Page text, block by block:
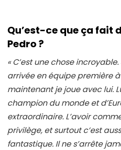
Qu’est-ce que ça fait
Pedro ?
« C’est une chose
arrivée en équipe première
maintenant je joue avec lui.
champion du monde et
extraordinaire. L’avoir
privilège, et surtout c’est
fantastique. Il ne s’arrête